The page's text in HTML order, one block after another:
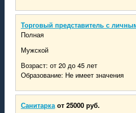
Торговый представитель с
Полная
Мужской
Возраст: от 20 до 45 лет
Образование: Не имеет значения
Санитарка от 25000 руб.